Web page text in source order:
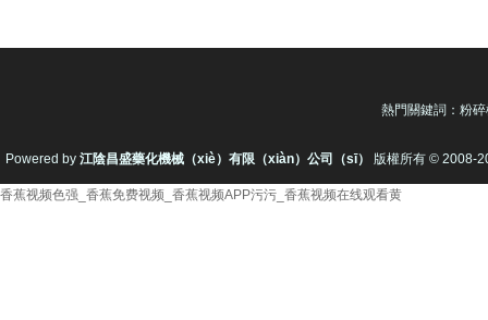
熱門關鍵詞： 粉
Powered by 江陰昌盛藥化機械（xiè）有限（xiàn）公司（sī） 版權所有 © 2008-
香蕉视频色强_香蕉免费视频_香蕉视频APP污污_香蕉视频在线观看黄